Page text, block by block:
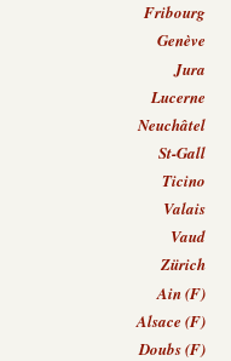
Fribourg
Genève
Jura
Lucerne
Neuchâtel
St-Gall
Ticino
Valais
Vaud
Zürich
Ain (F)
Alsace (F)
Doubs (F)